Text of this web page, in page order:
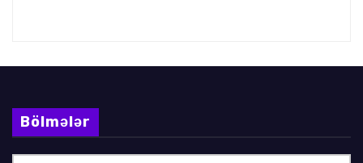
Bölmələr